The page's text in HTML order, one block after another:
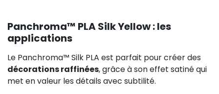
Panchroma™ PLA Silk Yellow : les
applications
Le Panchroma™ Silk PLA est parfait pour créer des
décorations raffinées, grâce à son effet satiné qui
met en valeur les détails avec subtilité.